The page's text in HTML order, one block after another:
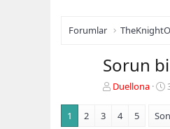
Forumlar
Sorun
K
Duellona
1 2 3 4 5